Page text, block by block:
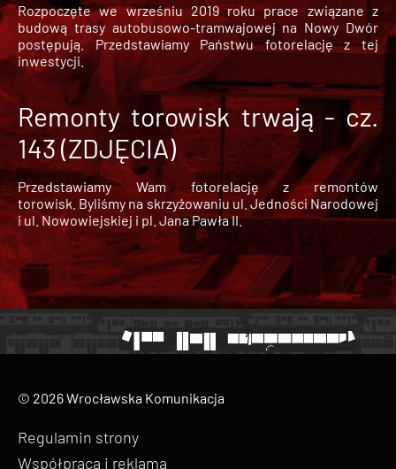
Rozpoczęte we wrześniu 2019 roku prace związane z
budową trasy autobusowo-tramwajowej na Nowy Dwór
postępują. Przedstawiamy Państwu fotorelację z tej
inwestycji.
Remonty torowisk trwają - cz.
143 (ZDJĘCIA)
Przedstawiamy Wam fotorelację z remontów
torowisk. Byliśmy na skrzyżowaniu ul. Jedności Narodowej
i ul. Nowowiejskiej i pl. Jana Pawła II.
© 2026 Wrocławska Komunikacja
Regulamin strony
Współpraca i reklama